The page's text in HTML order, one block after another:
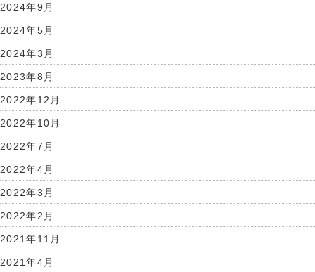
2024年9月
2024年5月
2024年3月
2023年8月
2022年12月
2022年10月
2022年7月
2022年4月
2022年3月
2022年2月
2021年11月
2021年4月